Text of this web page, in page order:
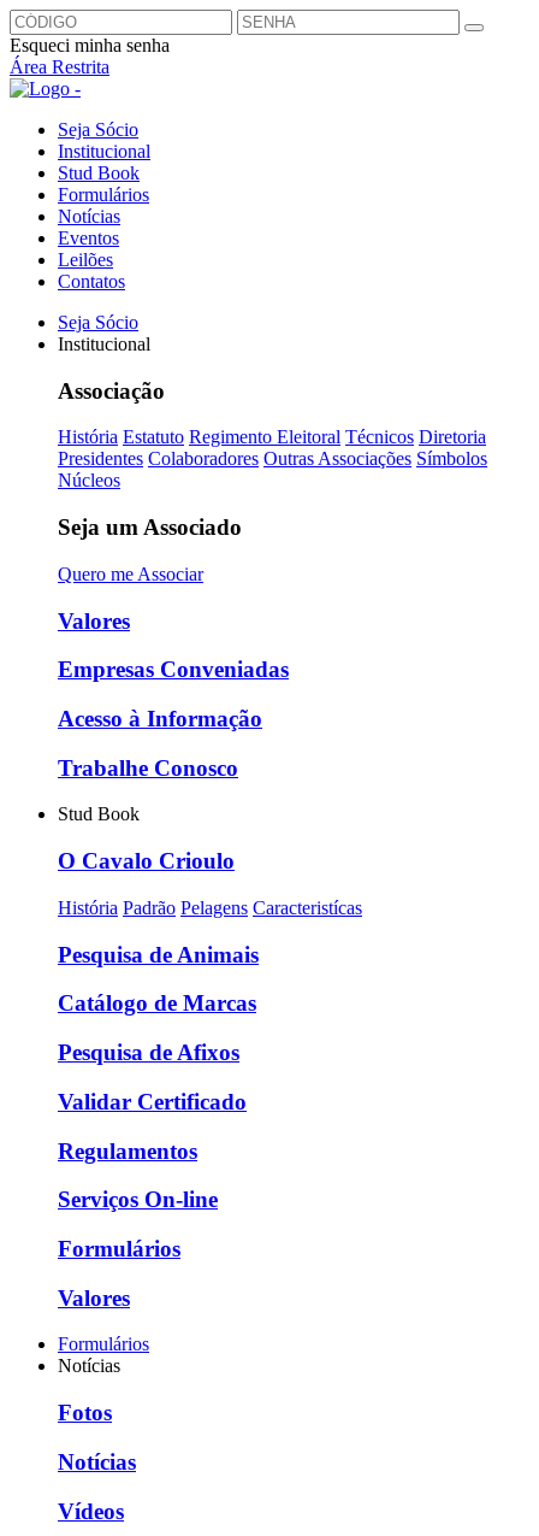
Esqueci minha senha
Área Restrita
Seja Sócio
Institucional
Stud Book
Formulários
Notícias
Eventos
Leilões
Contatos
Seja Sócio
Institucional
Associação
História Estatuto Regimento Eleitoral Técnicos Diretoria
Presidentes Colaboradores Outras Associações Símbolos
Núcleos
Seja um Associado
Quero me Associar
Valores
Empresas Conveniadas
Acesso à Informação
Trabalhe Conosco
Stud Book
O Cavalo Crioulo
História Padrão Pelagens Caracteristícas
Pesquisa de Animais
Catálogo de Marcas
Pesquisa de Afixos
Validar Certificado
Regulamentos
Serviços On-line
Formulários
Valores
Formulários
Notícias
Fotos
Notícias
Vídeos